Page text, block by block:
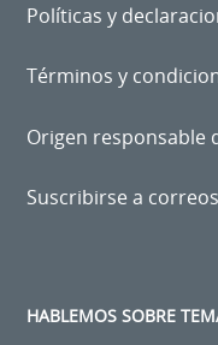
Políticas y
Términos y
Origen responsable
Suscribirse a
HABLEMOS SOBRE